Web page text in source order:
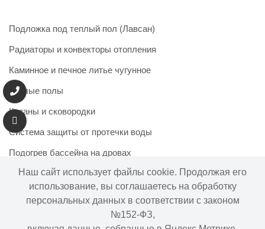
Подложка под теплый пол (Лавсан)
Радиаторы и конвекторы отопления
Каминное и печное литье чугунное
Теплые полы
Казаны и сковородки
Система защиты от протечки воды
Подогрев бассейна на дровах
Информация на сайте не является публичной офертой.
Наличие и цены товара могут меняться, просьба
Наш сайт использует файлы cookie. Продолжая его
использование, вы соглашаетесь на обработку
персональных данных в соответствии с законом
№152-ФЗ,